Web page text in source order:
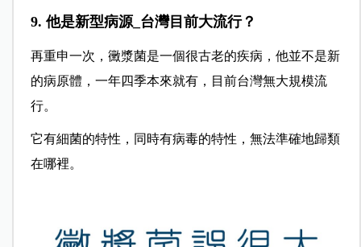
9. 他是新型病源_台灣目前大流行？
再重申一次，黴漿菌是一個很古老的疾病，他並不是新
的病原體，一年四季本來就有，目前台灣無大規模流
行。
它有細菌的特性，同時有病毒的特性，無法準確地歸類
在哪裡。